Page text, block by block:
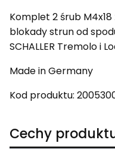
Komplet 2 śrub
blokady strun od
SCHALLER Tremolo i
Made in Germany
Kod produktu:
Cechy